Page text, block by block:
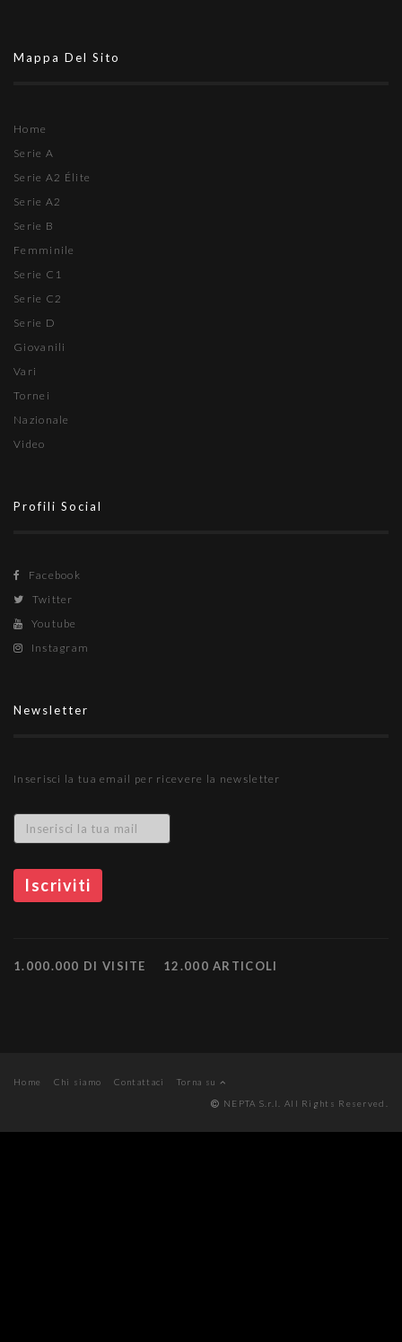
Mappa Del Sito
Home
Serie A
Serie A2 Élite
Serie A2
Serie B
Femminile
Serie C1
Serie C2
Serie D
Giovanili
Vari
Tornei
Nazionale
Video
Profili Social
Facebook
Twitter
Youtube
Instagram
Newsletter
Inserisci la tua email per ricevere la newsletter
1.000.000 DI VISITE 12.000 ARTICOLI
Home Chi siamo Contattaci
Torna su
NEPTA S.r.l. All Rights Reserved.